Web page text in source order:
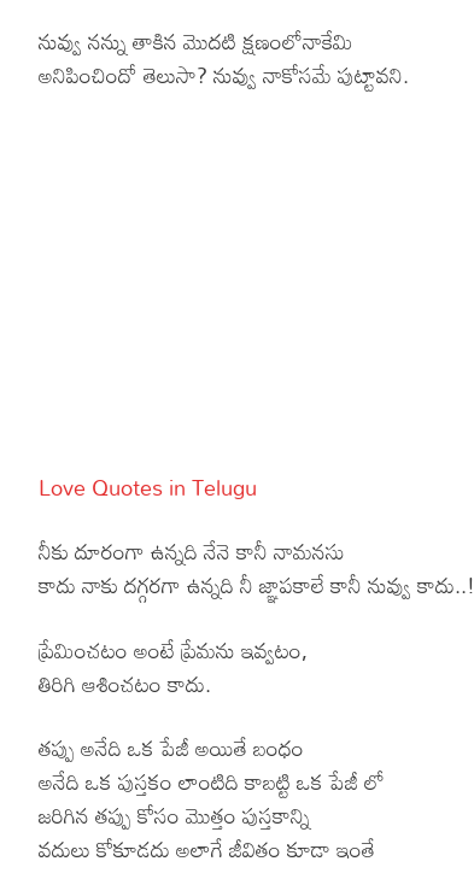
నువ్వు నన్ను తాకిన మొదటి క్షణంలోనాకేమి
అనిపించిందో తెలుసా? నువ్వు నాకోసమే పుట్టావని.
Love Quotes in Telugu
నీకు దూరంగా ఉన్నది నేనె కానీ నామనసు
కాదు నాకు దగ్గరగా ఉన్నది నీ జ్ఞాపకాలే కానీ నువ్వు కాదు..!
ప్రేమించటం అంటే ప్రేమను ఇవ్వటం,
తిరిగి ఆశించటం కాదు.
తప్పు అనేది ఒక పేజీ అయితే బంధం
అనేది ఒక పుస్తకం లాంటిది కాబట్టి ఒక పేజీ లో
జరిగిన తప్పు కోసం మొత్తం పుస్తకాన్ని
వదులు కోకూడదు అలాగే జీవితం కూడా ఇంతే